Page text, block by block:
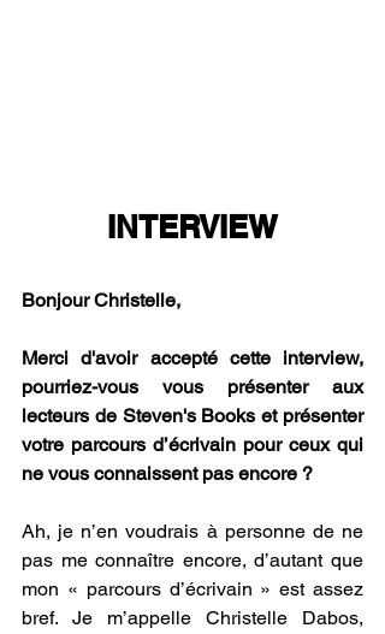
INTERVIEW
Bonjour Christelle,
Merci d'avoir accepté cette interview,
pourriez-vous vous présenter aux
lecteurs de Steven's Books et présenter
votre parcours d’écrivain pour ceux qui
ne vous connaissent pas encore ?
Ah, je n’en voudrais à personne de ne
pas me connaître encore, d’autant que
mon « parcours d’écrivain » est assez
bref. Je m’appelle Christelle Dabos,